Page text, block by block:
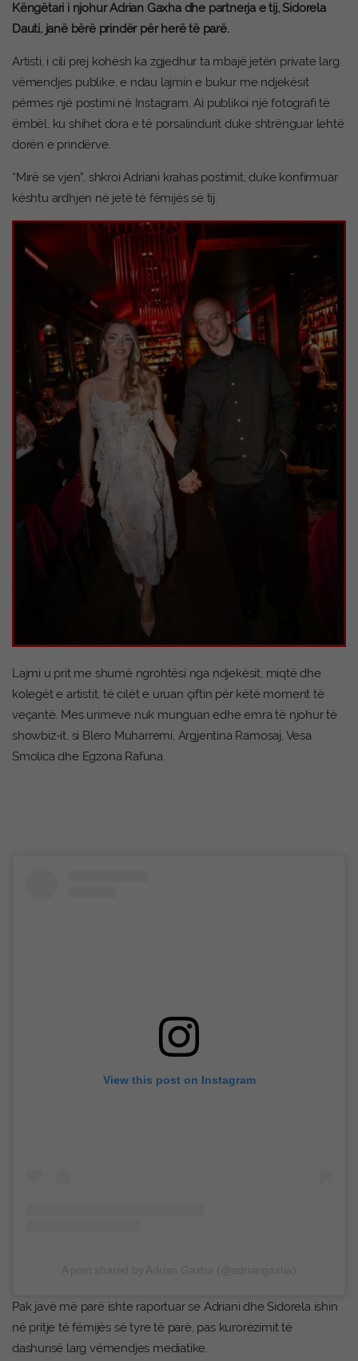
Këngëtari i njohur Adrian Gaxha dhe partnerja e tij, Sidorela
Dauti, janë bërë prindër për herë të parë.
Artisti, i cili prej kohësh ka zgjedhur ta mbajë jetën private larg
vëmendjes publike, e ndau lajmin e bukur me ndjekësit
përmes një postimi në Instagram. Ai publikoi një fotografi të
ëmbël, ku shihet dora e të porsalindurit duke shtrënguar lehtë
dorën e prindërve.
“Mirë se vjen”, shkroi Adriani krahas postimit, duke konfirmuar
kështu ardhjen në jetë të fëmijës së tij.
Lajmi u prit me shumë ngrohtësi nga ndjekësit, miqtë dhe
kolegët e artistit, të cilët e uruan çiftin për këtë moment të
veçantë. Mes urimeve nuk munguan edhe emra të njohur të
showbiz-it, si Blero Muharremi, Argjentina Ramosaj, Vesa
Smolica dhe Egzona Rafuna.
View this post on Instagram
Pak javë më parë ishte raportuar se Adriani dhe Sidorela ishin
në pritje të fëmijës së tyre të parë, pas kurorëzimit të
dashurisë larg vëmendjes mediatike.